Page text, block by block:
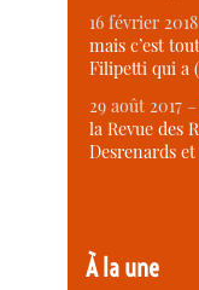
16 février
mais c’est
Filipetti qui a
29 août 2017
la Revue des
Desrenards
À la une